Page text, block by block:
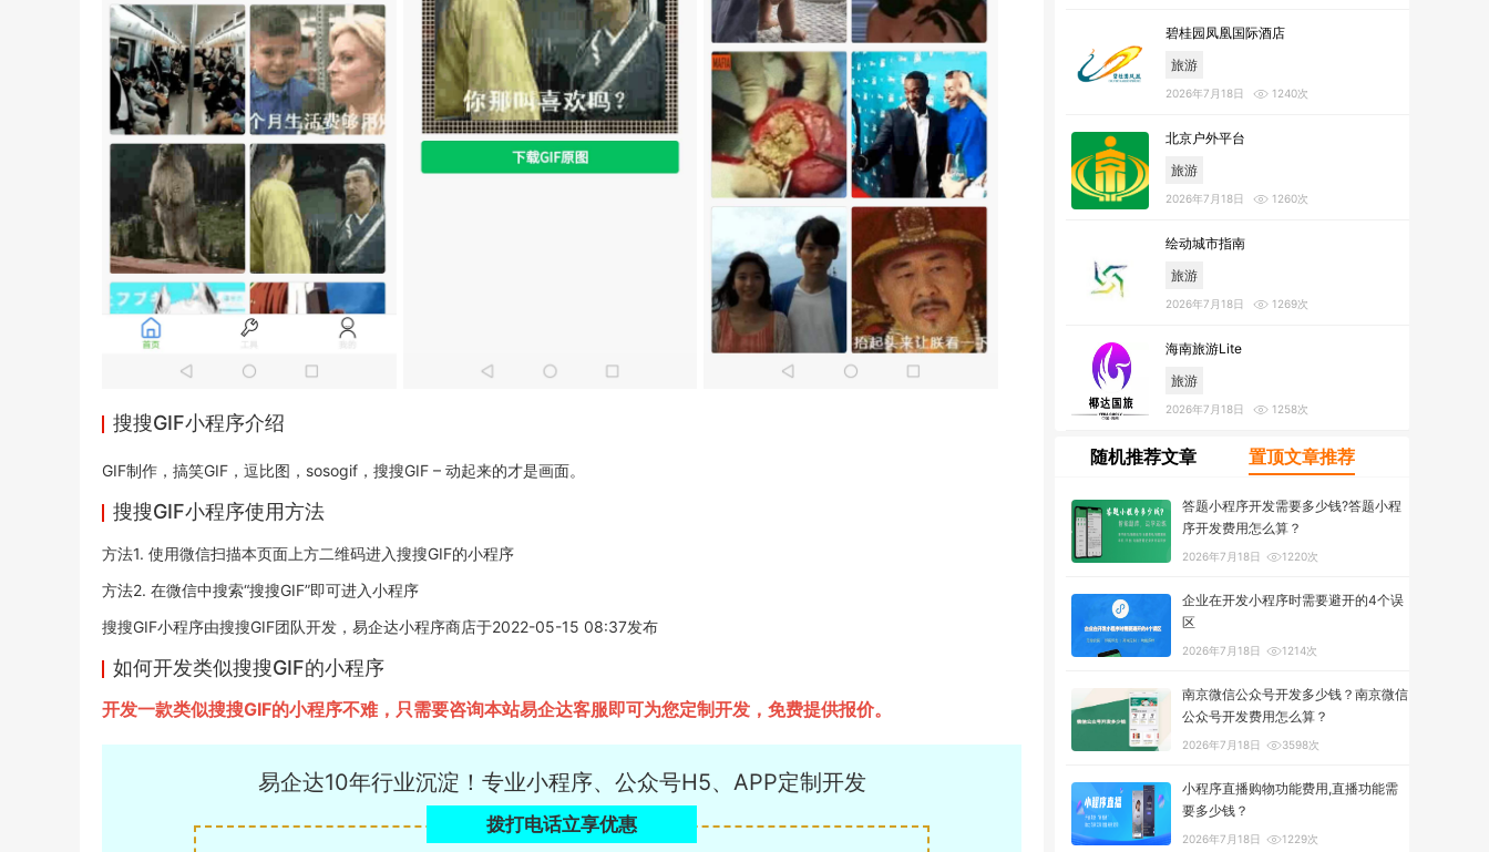
搜搜GIF小程序介绍
GIF制作，搞笑GIF，逗比图，sosogif，搜搜GIF – 动起来的才是画面。
搜搜GIF小程序使用方法
方法1. 使用微信扫描本页面上方二维码进入搜搜GIF的小程序
方法2. 在微信中搜索“搜搜GIF”即可进入小程序
搜搜GIF小程序由搜搜GIF团队开发，易企达小程序商店于2022-05-15 08:37发布
如何开发类似搜搜GIF的小程序
开发一款类似搜搜GIF的小程序不难，只需要咨询本站易企达客服即可为您定制开发，免费提供报价。
易企达10年行业沉淀！专业小程序、公众号H5、APP定制开发
拨打电话立享优惠
碧桂园凤凰国际酒店
旅游
2026年7月18日 1240次
北京户外平台
旅游
2026年7月18日 1260次
绘动城市指南
旅游
2026年7月18日 1269次
海南旅游Lite
旅游
2026年7月18日 1258次
随机推荐文章 置顶文章推荐
答题小程序开发需要多少钱?答题小程
序开发费用怎么算？
2026年7月18日 1220次
企业在开发小程序时需要避开的4个误
区
2026年7月18日 1214次
南京微信公众号开发多少钱？南京微信
公众号开发费用怎么算？
2026年7月18日 3598次
小程序直播购物功能费用,直播功能需
要多少钱？
2026年7月18日 1229次